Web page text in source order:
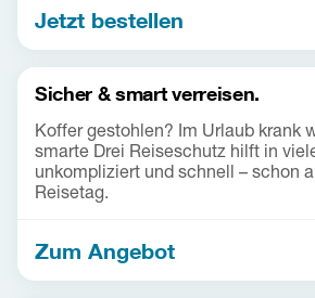
Jetzt bestellen
Sicher & smart verreisen.
Koffer gestohlen? Im Urlaub krank
smarte Drei Reiseschutz hilft in
unkompliziert und schnell – schon
Reisetag.
Zum Angebot